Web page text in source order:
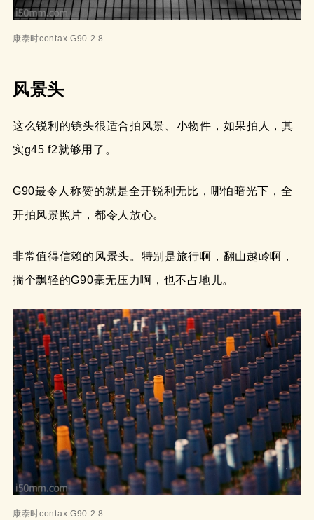
康泰时contax G90 2.8
风景头
这么锐利的镜头很适合拍风景、小物件，如果拍人，其
实g45 f2就够用了。
G90最令人称赞的就是全开锐利无比，哪怕暗光下，全
开拍风景照片，都令人放心。
非常值得信赖的风景头。特别是旅行啊，翻山越岭啊，
揣个飘轻的G90毫无压力啊，也不占地儿。
康泰时contax G90 2.8